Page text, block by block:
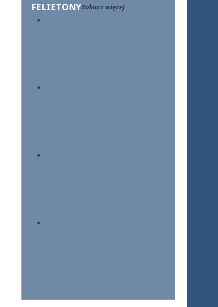
FELIETONYZobacz więcej